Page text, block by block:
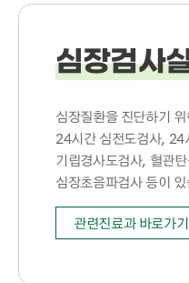
심장검사
심장질환을 진단하기
24시간 심전도검사, 24
기립경사도검사, 혈관
심장초음파검사 등이
관련진료과 바로가기